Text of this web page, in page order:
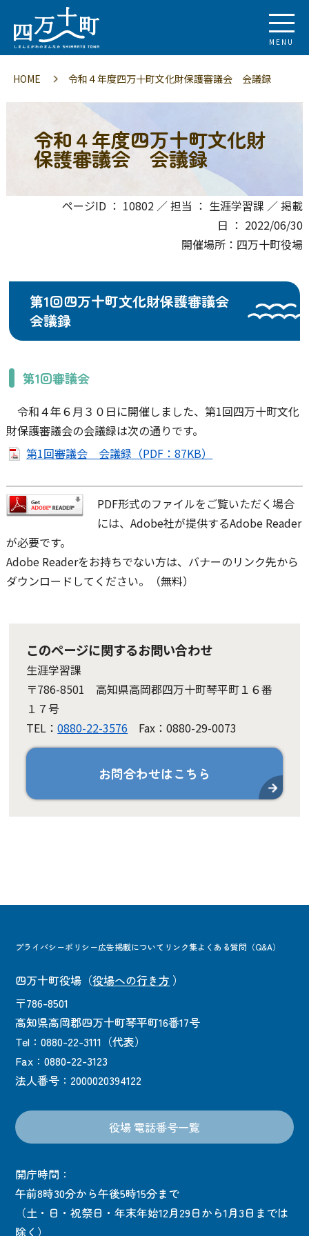
MENU
HOME 令和４年度四万十町文化財保護審議会 会議録
令和４年度四万十町文化財
保護審議会 会議録
ページID ： 10802 ／ 担当 ： 生涯学習課 ／ 掲載
日 ： 2022/06/30
開催場所：四万十町役場
第1回四万十町文化財保護審議会
会議録
第1回審議会
令和４年６月３０日に開催しました、第1回四万十町文化
財保護審議会の会議録は次の通りです。
第1回審議会 会議録（PDF：87KB）
PDF形式のファイルをご覧いただく場合
には、Adobe社が提供するAdobe Reader
が必要です。
Adobe Readerをお持ちでない方は、バナーのリンク先から
ダウンロードしてください。（無料）
このページに関するお問い合わせ
生涯学習課
〒786-8501 高知県高岡郡四万十町琴平町１６番
１７号
TEL：0880-22-3576 Fax：0880-29-0073
お問合わせはこちら
プライバシーポリシー広告掲載について リンク集よくある質問（Q&A）
四万十町役場 （役場への行き方 ）
〒786-8501
高知県高岡郡四万十町琴平町16番17号
Tel：0880-22-3111（代表）
Fax：0880-22-3123
法人番号：2000020394122
役場 電話番号一覧
開庁時間：
午前8時30分から午後5時15分まで
（土・日・祝祭日・年末年始12月29日から1月3日までは
除く）